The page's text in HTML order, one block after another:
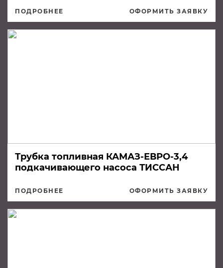
ПОДРОБНЕЕ ОФОРМИТЬ ЗАЯВКУ
Трубка топливная КАМАЗ-ЕВРО-3,4
подкачивающего насоса ТИССАН
ПОДРОБНЕЕ ОФОРМИТЬ ЗАЯВКУ